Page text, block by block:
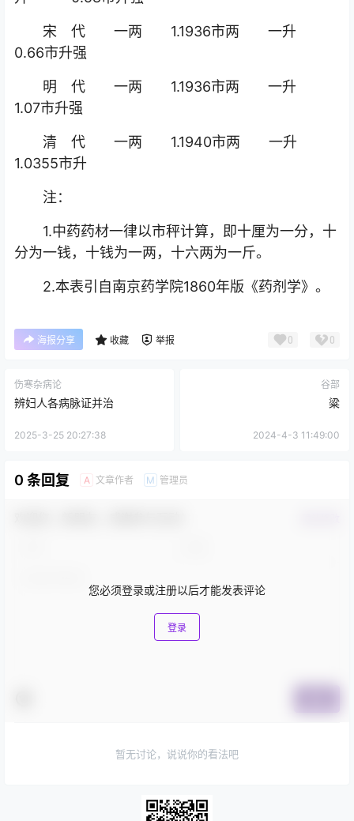
宋 代 一两 1.1936市两 一升
0.66市升强
明 代 一两 1.1936市两 一升
1.07市升强
清 代 一两 1.1940市两 一升
1.0355市升
注：
1.中药药材一律以市秤计算，即十厘为一分，十
分为一钱，十钱为一两，十六两为一斤。
2.本表引自南京药学院1860年版《药剂学》。
海报分享 收藏 举报 0 0
伤寒杂病论
辨妇人各病脉证并治
2025-3-25 20:27:38
谷部
粱
2024-4-3 11:49:00
0 条回复 A 文章作者 M 管理员
您必须登录或注册以后才能发表评论
登录
暂无讨论，说说你的看法吧